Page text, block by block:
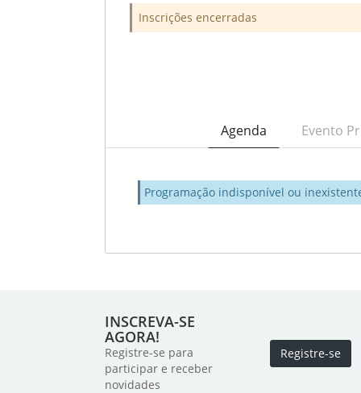
Inscrições encerradas
Agenda Evento
Programação indisponível ou
INSCREVA-SE
AGORA!
Registre-se para
participar e receber
novidades
Registre-se